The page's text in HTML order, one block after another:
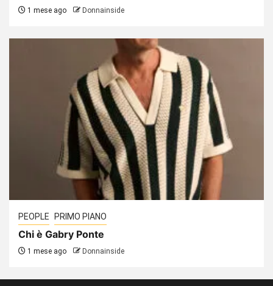
1 mese ago Donnainside
PEOPLE PRIMO PIANO
Chi è Gabry Ponte
1 mese ago Donnainside